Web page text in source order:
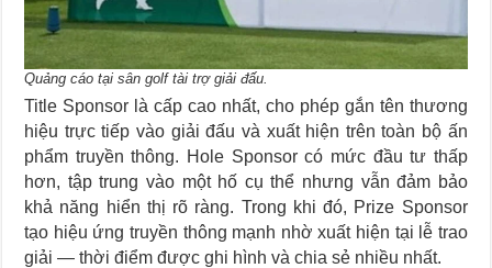
Quảng cáo tại sân golf tài trợ giải đấu.
Title Sponsor là cấp cao nhất, cho phép gắn tên thương
hiệu trực tiếp vào giải đấu và xuất hiện trên toàn bộ ấn
phẩm truyền thông. Hole Sponsor có mức đầu tư thấp
hơn, tập trung vào một hố cụ thể nhưng vẫn đảm bảo
khả năng hiển thị rõ ràng. Trong khi đó, Prize Sponsor
tạo hiệu ứng truyền thông mạnh nhờ xuất hiện tại lễ trao
giải — thời điểm được ghi hình và chia sẻ nhiều nhất.